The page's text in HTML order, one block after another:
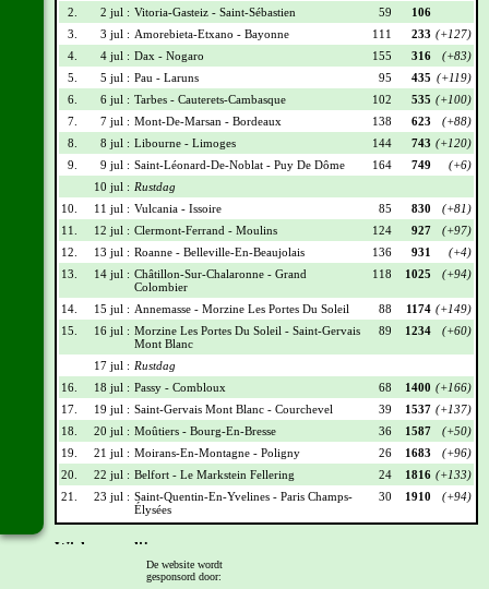
2.
2 jul : Vitoria-Gasteiz - Saint-Sébastien 59
106
3.
3 jul : Amorebieta-Etxano - Bayonne 111 233 (+127)
4.
4 jul : Dax - Nogaro 155 316
(+83)
5.
5 jul : Pau - Laruns 95 435 (+119)
6.
6 jul : Tarbes - Cauterets-Cambasque 102 535 (+100)
7.
7 jul : Mont-De-Marsan - Bordeaux 138 623
(+88)
8.
8 jul : Libourne - Limoges 144 743 (+120)
9.
9 jul : Saint-Léonard-De-Noblat - Puy De Dôme 164 749
(+6)
10 jul : Rustdag
10.
11 jul : Vulcania - Issoire 85 830
(+81)
11.
12 jul : Clermont-Ferrand - Moulins 124 927
(+97)
12.
13 jul : Roanne - Belleville-En-Beaujolais 136 931
(+4)
13.
14 jul : Châtillon-Sur-Chalaronne - Grand
Colombier
118 1025 (+94)
14. 15 jul : Annemasse - Morzine Les Portes Du Soleil 88 1174 (+149)
15.
16 jul : Morzine Les Portes Du Soleil - Saint-Gervais
Mont Blanc
89 1234 (+60)
17 jul : Rustdag
16.
18 jul : Passy - Combloux 68 1400 (+166)
17.
19 jul : Saint-Gervais Mont Blanc - Courchevel 39 1537 (+137)
18.
20 jul : Moûtiers - Bourg-En-Bresse 36 1587
(+50)
19.
21 jul : Moirans-En-Montagne - Poligny 26 1683
(+96)
20.
22 jul : Belfort - Le Markstein Fellering 24 1816 (+133)
21.
23 jul : Saint-Quentin-En-Yvelines - Paris Champs-
Élysées
30 1910 (+94)
Wielrennerslijst
De website wordt
gesponsord door: